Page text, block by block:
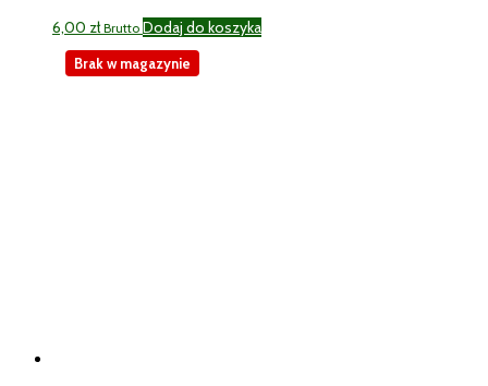
6,00 zł Brutto Dodaj do koszyka
Brak w magazynie